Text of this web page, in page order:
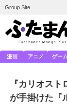
Group Site
漫画 アニメ ゲーム
『カリオス
が手掛けた『